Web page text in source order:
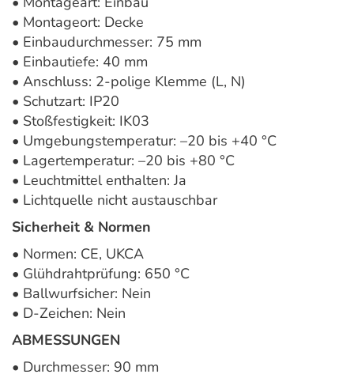
• Montageort: Decke
• Einbaudurchmesser: 75 mm
• Einbautiefe: 40 mm
• Anschluss: 2-polige Klemme (L, N)
• Schutzart: IP20
• Stoßfestigkeit: IK03
• Umgebungstemperatur: –20 bis +40 °C
• Lagertemperatur: –20 bis +80 °C
• Leuchtmittel enthalten: Ja
• Lichtquelle nicht austauschbar
Sicherheit & Normen
• Normen: CE, UKCA
• Glühdrahtprüfung: 650 °C
• Ballwurfsicher: Nein
• D-Zeichen: Nein
ABMESSUNGEN
• Durchmesser: 90 mm